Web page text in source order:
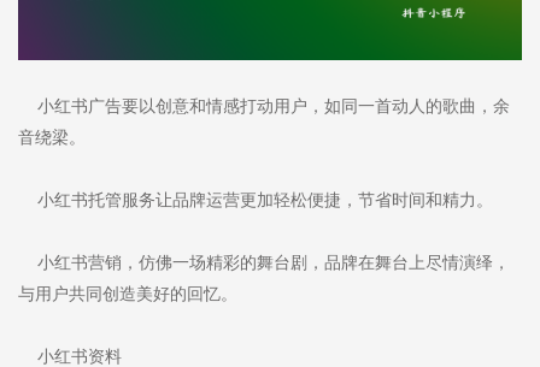
小红书广告要以创意和情感打动用户，如同一首动人的歌曲，余
音绕梁。
小红书托管服务让品牌运营更加轻松便捷，节省时间和精力。
小红书营销，仿佛一场精彩的舞台剧，品牌在舞台上尽情演绎，
与用户共同创造美好的回忆。
小红书资料